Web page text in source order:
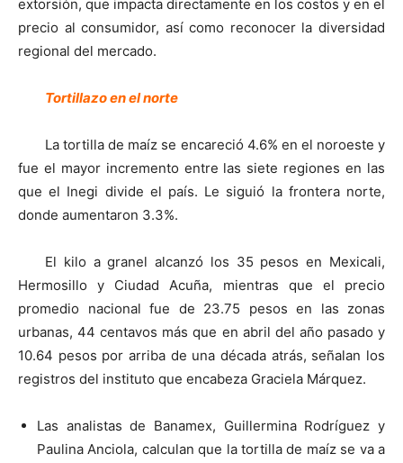
extorsión, que impacta directamente en los costos y en el
precio al consumidor, así como reconocer la diversidad
regional del mercado.
Tortillazo en el norte
La tortilla de maíz se encareció 4.6% en el noroeste y
fue el mayor incremento entre las siete regiones en las
que el Inegi divide el país. Le siguió la frontera norte,
donde aumentaron 3.3%.
El kilo a granel alcanzó los 35 pesos en Mexicali,
Hermosillo y Ciudad Acuña, mientras que el precio
promedio nacional fue de 23.75 pesos en las zonas
urbanas, 44 centavos más que en abril del año pasado y
10.64 pesos por arriba de una década atrás, señalan los
registros del instituto que encabeza Graciela Márquez.
Las analistas de Banamex, Guillermina Rodríguez y
Paulina Anciola, calculan que la tortilla de maíz se va a